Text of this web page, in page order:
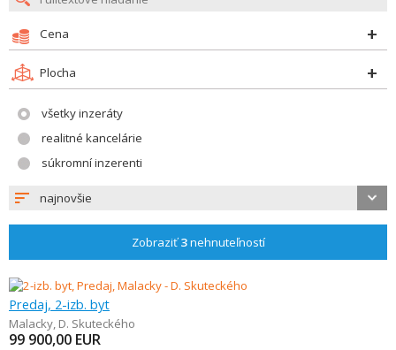
Cena
Plocha
všetky inzeráty
realitné kancelárie
súkromní inzerenti
najnovšie
Zobraziť3nehnuteľností
Predaj, 2-izb. byt
Malacky, D. Skuteckého
99 900,00 EUR